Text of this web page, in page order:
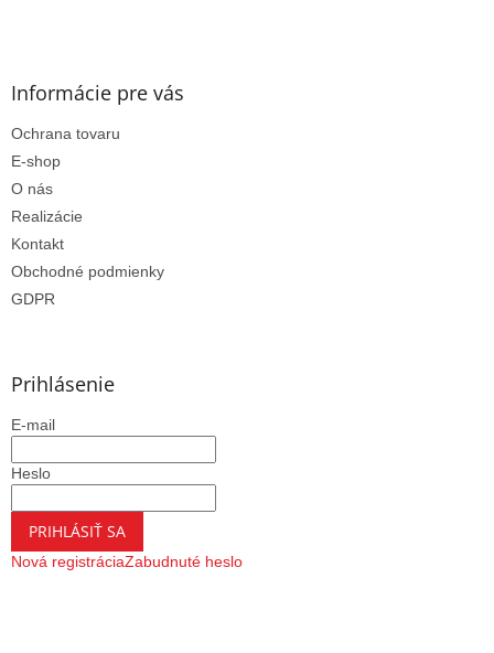
Informácie pre vás
Ochrana tovaru
E-shop
O nás
Realizácie
Kontakt
Obchodné podmienky
GDPR
Prihlásenie
E-mail
Heslo
PRIHLÁSIŤ SA
Nová registráciaZabudnuté heslo